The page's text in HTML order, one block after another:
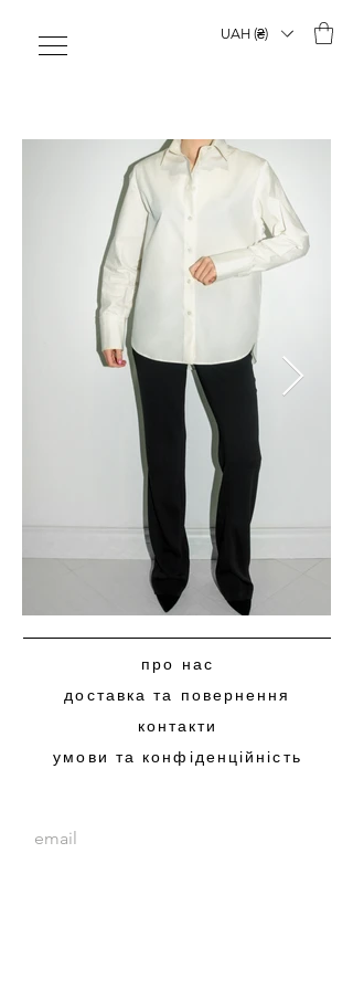
UAH (₴)
про нас
доставка та повернення
контакти
умови та конфіденційність